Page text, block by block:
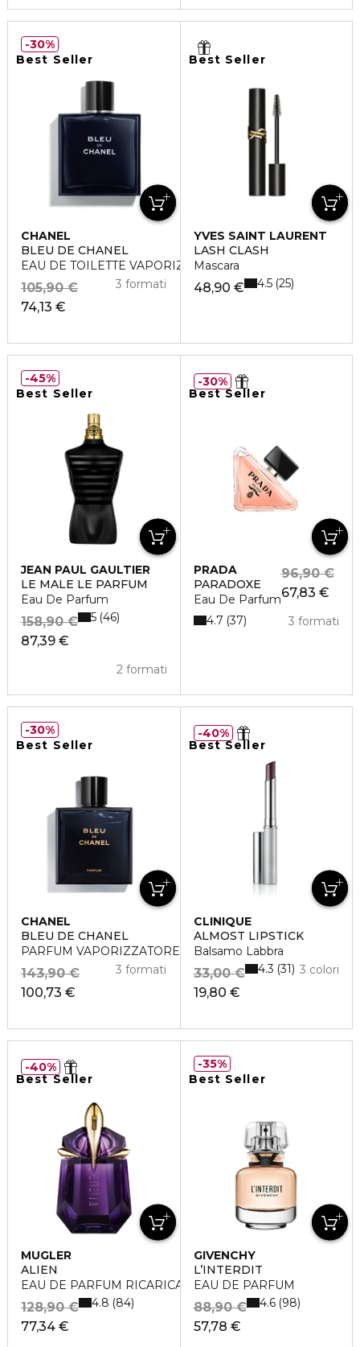
Best Seller
CHANEL
BLEU DE CHANEL
EAU DE TOILETTE VAPORIZZATORE
74,13 €
105,90 € 3 formati
30%
Best Seller
YVES SAINT LAURENT
LASH CLASH
Mascara
48,90 € 4.5 25
Best Seller
JEAN PAUL GAULTIER
LE MALE LE PARFUM
Eau De Parfum
87,39 €
158,90 €
2 formati
5 46
45%
Best Seller
PRADA
PARADOXE
Eau De Parfum67,83 €
96,90 €
3 formati
4.7 37
30%
Best Seller
CHANEL
BLEU DE CHANEL
PARFUM VAPORIZZATORE
100,73 €
143,90 € 3 formati
30%
Best Seller
CLINIQUE
ALMOST LIPSTICK
Balsamo Labbra
19,80 €
33,00 € 3 colori
4.3 31
40%
Best Seller
MUGLER
ALIEN
EAU DE PARFUM RICARICABILE
77,34 €
128,90 € 4.8 84
40%
Best Seller
GIVENCHY
L’INTERDIT
EAU DE PARFUM
57,78 €
88,90 € 4.6 98
35%